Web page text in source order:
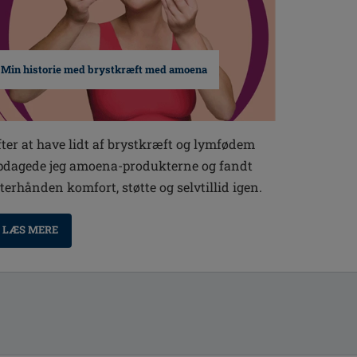
Min historie med brystkræft med amoena
at have lidt af brystkræft og lymfødem
jeg amoena-produkterne og fandt
komfort, støtte og selvtillid igen.
LÆS MERE